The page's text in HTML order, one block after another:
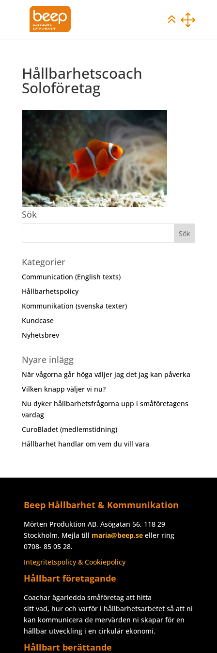
Hållbarhetscoach
Soloföretag
Sök
Kategorier
Communication (English texts)
Hållbarhetspolicy
Kommunikation (svenska texter)
Kundcase
Nyhetsbrev
Nyare inlägg
När vågorna går höga väljer jag det jag kan påverka
Vilken knapp väljer vi nu?
Nu dyker hållbarhetsfrågorna upp i småföretagens
vardag
CuroBladet (medlemstidning)
Hållbarhet handlar om vem du vill vara
Beep Hållbarhet & Kommunikation
Mörten Produktion AB, Åsögatan 56, 118 29
Stockholm. Mejla till maria@beep.seeller ring
0708- 85 05 28.
Integritetspolicy & Cookiepolicy
Hållbart företagande
Coachar ägarledda småföretag att hitta
sitt vad, hur och varför i hållbarhetsarbetet så att ni
kan kommunicera de mervärden ni skapar för en
hållbar utveckling i en cirkulär ekonomi.
Hållbart berättande